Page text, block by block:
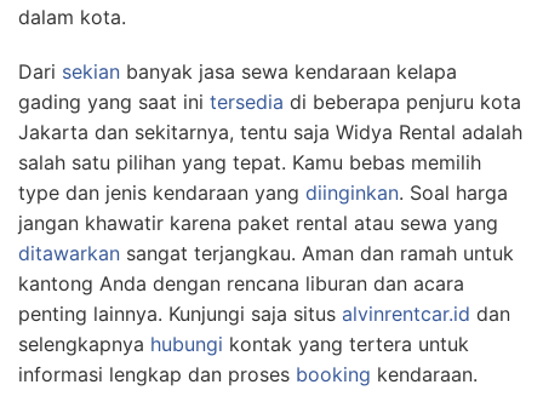
dalam kota.
Dari sekian banyak jasa sewa kendaraan kelapa
gading yang saat ini tersedia di beberapa penjuru kota
Jakarta dan sekitarnya, tentu saja Widya Rental adalah
salah satu pilihan yang tepat. Kamu bebas memilih
type dan jenis kendaraan yang diinginkan. Soal harga
jangan khawatir karena paket rental atau sewa yang
ditawarkan sangat terjangkau. Aman dan ramah untuk
kantong Anda dengan rencana liburan dan acara
penting lainnya. Kunjungi saja situs alvinrentcar.id dan
selengkapnya hubungi kontak yang tertera untuk
informasi lengkap dan proses booking kendaraan.